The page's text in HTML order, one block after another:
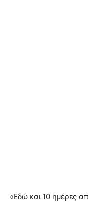
«Εδώ και 10 ημέρες